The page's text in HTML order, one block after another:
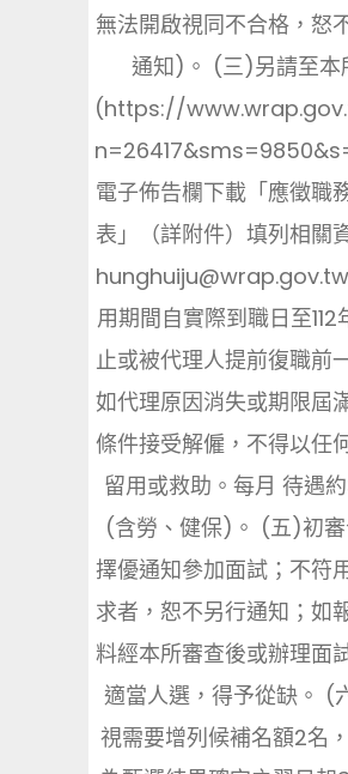
無法開啟視同不合格，怒
通知)。 (三)另請至本
(https://
電子佈告欄下載「應徵職
表」（詳附件）填列相關
用期間自實際到職日至112
止或被代理人提前復職前
如代理原因消失或期限屆
條件接受解僱，不得以任
留用或救助。每月 待遇
(含勞、健保)。 (五)初審
擇優通知參加面試；不符
求者，恕不另行通知；如
料經本所審查後或辦理面
適當人選，得予從缺。 (
視需要增列候補名額2名